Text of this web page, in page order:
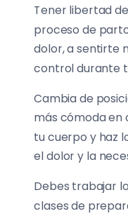
Tener libertad
proceso de
dolor, a sentirte
control durante
Cambia de
más cómoda en
tu cuerpo y haz
el dolor y la
Debes trabajar
clases de